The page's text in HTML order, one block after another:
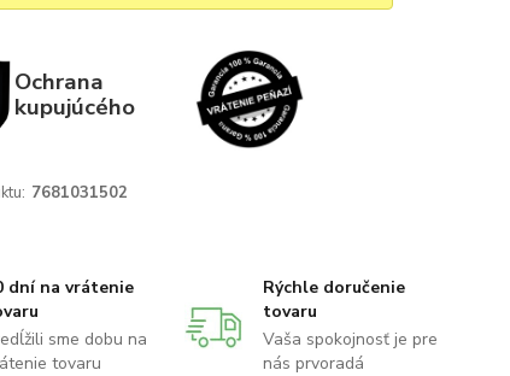
Ochrana
kupujúcého
7681031502
dní na vrátenie
sme dobu na
tovaru
Rýchle doručenie
tovaru
Vaša spokojnosť je pre
nás prvoradá